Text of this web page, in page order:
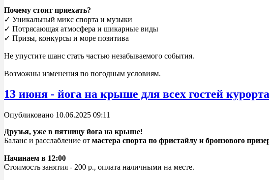
Почему стоит приехать?
✓ Уникальный микс спорта и музыки
✓ Потрясающая атмосфера и шикарные виды
✓ Призы, конкурсы и море позитива
Не упустите шанс стать частью незабываемого события.
Возможны изменения по погодным условиям.
13 июня - йога на крыше для всех гостей курорта
Опубликовано 10.06.2025 09:11
Друзья, уже в пятницу йога на крыше!
Баланс и расслабление от мастера спорта по фристайлу и бронзового
Начинаем в 12:00
Стоимость занятия - 200 р., оплата наличными на месте.